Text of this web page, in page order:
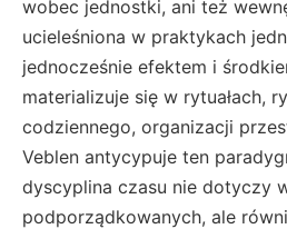
wobec jednostki, ani też
ucieleśniona w praktykach
jednocześnie efektem i
materializuje się w rytuałach,
codziennego, organizacji
Veblen antycypuje ten
dyscyplina czasu nie dotyczy
podporządkowanych, ale